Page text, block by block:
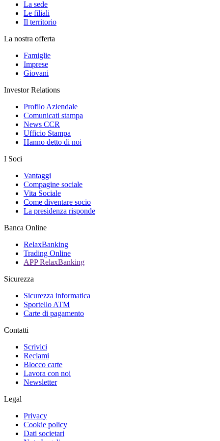
La sede
Le filiali
Il territorio
La nostra offerta
Famiglie
Imprese
Giovani
Investor Relations
Profilo Aziendale
Comunicati stampa
News CCR
Ufficio Stampa
Hanno detto di noi
I Soci
Vantaggi
Compagine sociale
Vita Sociale
Come diventare socio
La presidenza risponde
Banca Online
RelaxBanking
Trading Online
APP RelaxBanking
Sicurezza
Sicurezza informatica
Sportello ATM
Carte di pagamento
Contatti
Scrivici
Reclami
Blocco carte
Lavora con noi
Newsletter
Legal
Privacy
Cookie policy
Dati societari